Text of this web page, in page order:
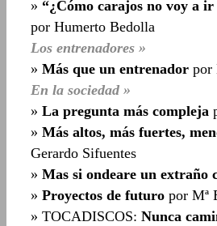
» “¿Cómo carajos no voy a
por Humerto Bedolla
Los entrenadores »
» Más que un entrenador por
En la sociedad »
» La pregunta más compleja
» Más altos, más fuertes,
Gerardo Sifuentes
» Mas si ondeare un extraño
» Proyectos de futuro por Mª
» TOCADISCOS: Nunca